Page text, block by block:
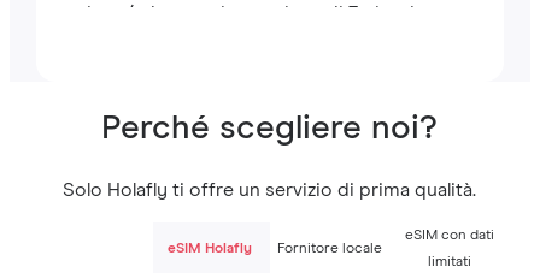
piano (ad esempio, un piano di 7 giorni
Perché scegliere noi?
Solo Holafly ti offre un servizio di prima qualità.
eSIM Holafly Fornitore locale
eSIM con dati
limitati